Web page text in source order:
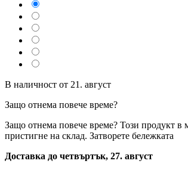
В наличност от 21. август
Защо отнема повече време?
Защо отнема повече време? Този продукт в
пристигне на склад. Затворете бележката
Доставка до четвъртък, 27. август